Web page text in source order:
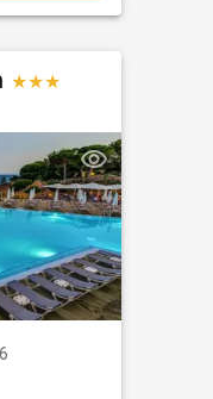
★★★